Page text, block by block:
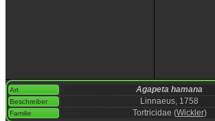
Art Agapeta hamana
Beschreiber
Linnaeus, 1758
Familie Tortricidae (Wickler)